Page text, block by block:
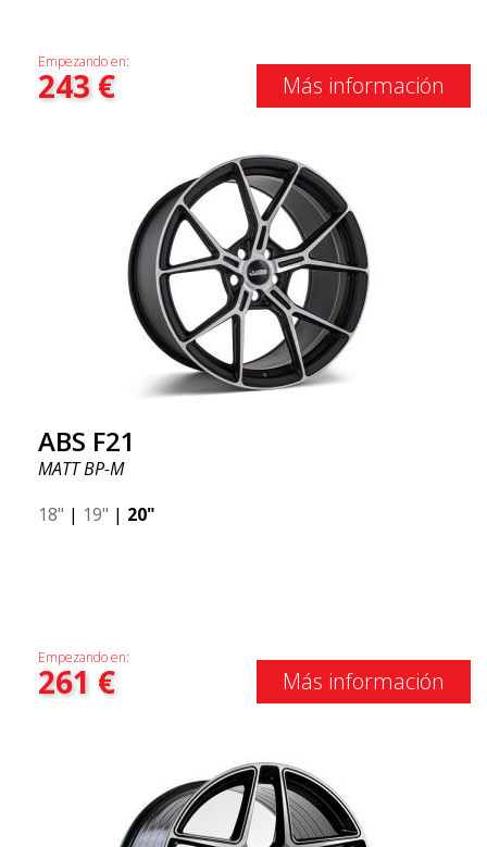
Empezando en:
243€ Más información
ABS F21
MATT BP-M
18" | 19" | 20"
Empezando en:
261 € Más información